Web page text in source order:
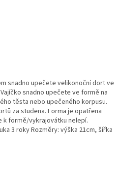
snadno upečete velikonoční dort ve
snadno upečete ve formě na
těsta nebo upečeného korpusu.
za studena. Forma je opatřena
k formě/vykrajovátku nelepí.
3 roky Rozměry: výška 21cm, šířka